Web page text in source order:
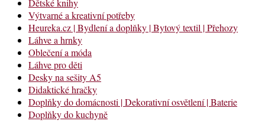
Dětské knihy
Výtvarné a kreativní potřeby
Heureka.cz | Bydlení a doplňky | Bytový textil | Přehozy
Láhve a hrnky
Oblečení a móda
Láhve pro děti
Desky na sešity A5
Didaktické hračky
Doplňky do domácnosti | Dekorativní osvětlení | Baterie
Doplňky do kuchyně